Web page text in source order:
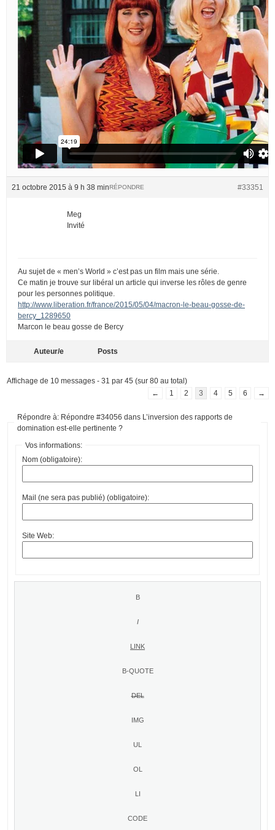
21 octobre 2015 à 9 h 38 min #33351
RÉPONDRE
Meg
Invité
Au sujet de « men’s World » c’est pas un film mais une série.
Ce matin je trouve sur libéral un article qui inverse les rôles de genre
pour les personnes politique.
http://www.liberation.fr/france/2015/05/04/macron-le-beau-gosse-de-
bercy_1289650
Marcon le beau gosse de Bercy
Auteur/e Posts
Affichage de 10 messages - 31 par 45 (sur 80 au total)
←
1 2 3 4 5 6 →
Répondre à: Répondre #34056 dans L’inversion des rapports de
domination est-elle pertinente ?
Vos informations:
Nom (obligatoire):
Mail (ne sera pas publié) (obligatoire):
Site Web: